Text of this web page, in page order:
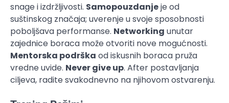
snage i izdržljivosti. Samopouzdanjeje od
suštinskog značaja; uverenje u svoje sposobnosti
poboljšava performanse. Networking unutar
zajednice boraca može otvoriti nove mogućnosti.
Mentorska podrška od iskusnih boraca pruža
vredne uvide. Never give up. After postavljanja
ciljeva, radite svakodnevno na njihovom ostvarenju.